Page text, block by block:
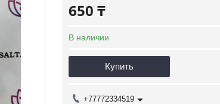
650 ₸
В наличии
Купить
+77772334519